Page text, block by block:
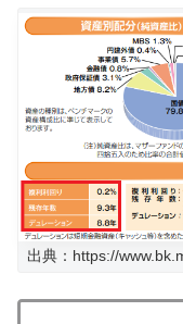
出典：https://